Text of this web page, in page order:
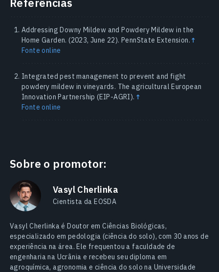
Addressing Downy Mildew and Powdery Mildew in the
Home Garden. (2023, June 22). PennState Extension. ↑
Fonte online
Integrated pest management to prevent and fight
powdery mildew in vineyards. The agricultural European
Innovation Partnership (EIP-AGRI). ↑
Fonte online
Sobre o promotor:
Vasyl Cherlinka
Cientista da EOSDA
Vasyl Cherlinka é Doutor em Ciências Biológicas,
especializado em pedologia (ciência do solo), com 30 anos de
experiência na área. Ele frequentou a faculdade de
engenharia na Ucrânia e recebeu seu diploma em
agroquímica, agronomia e ciência do solo na Universidade